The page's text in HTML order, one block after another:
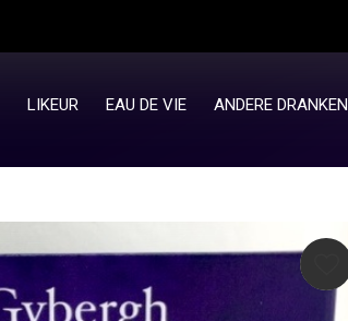
LIKEUR EAU DE VIE ANDERE DRANKEN